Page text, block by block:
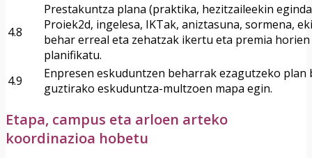
4.8
Prestakuntza plana (praktika, hezitzaileekin
Proiek2d, ingelesa, IKTak, aniztasuna, sormena,
behar erreal eta zehatzak ikertu eta premia
planifikatu.
4.9
Enpresen eskuduntzen beharrak ezagutzeko
guztirako eskuduntza-multzoen mapa egin.
Etapa, campus eta arloen arteko
koordinazioa hobetu